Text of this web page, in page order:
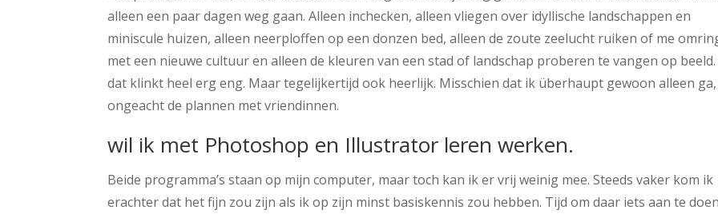
alleen een paar dagen weg gaan. Alleen inchecken, alleen vliegen over idyllische landschappen en
miniscule huizen, alleen neerploffen op een donzen bed, alleen de zoute zeelucht ruiken of me
met een nieuwe cultuur en alleen de kleuren van een stad of landschap proberen te vangen op beeld.
dat klinkt heel erg eng. Maar tegelijkertijd ook heerlijk. Misschien dat ik überhaupt gewoon alleen ga,
ongeacht de plannen met vriendinnen.
wil ik met Photoshop en Illustrator leren werken.
Beide programma’s staan op mijn computer, maar toch kan ik er vrij weinig mee. Steeds vaker kom ik
erachter dat het fijn zou zijn als ik op zijn minst basiskennis zou hebben. Tijd om daar iets aan te doen